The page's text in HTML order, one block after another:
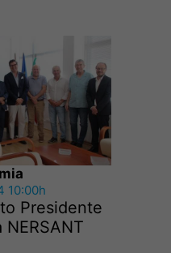
10:00h
Presidente